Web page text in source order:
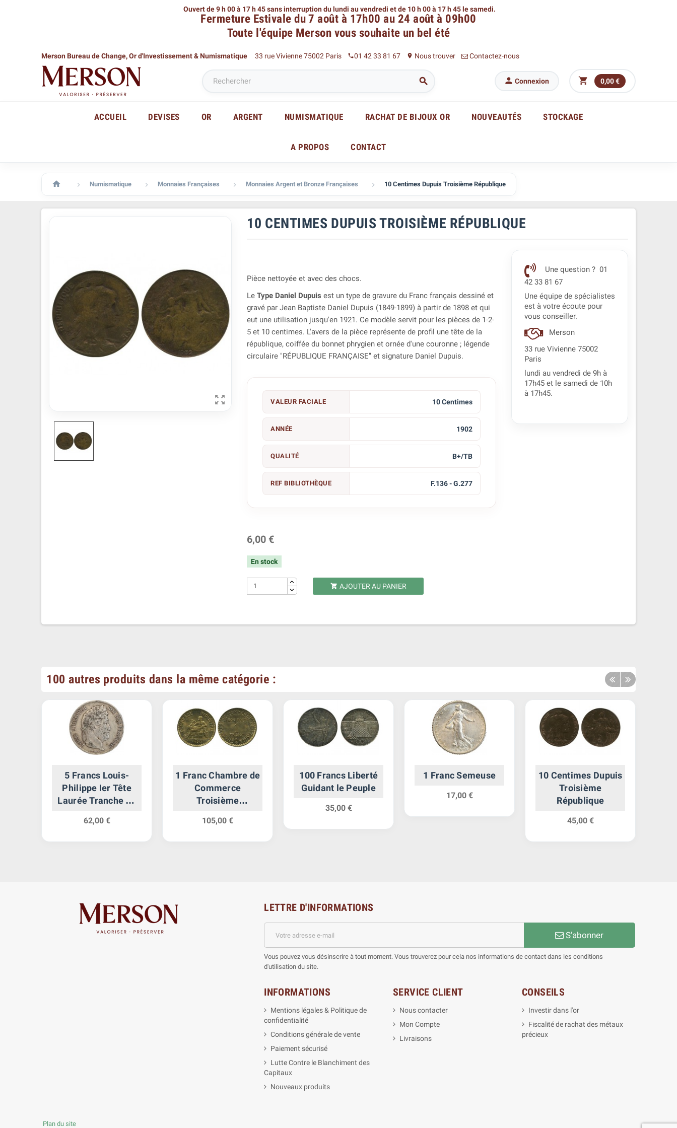
Ouvert de 9 h 00 à 17 h 45 sans interruption du lundi au vendredi et de 10 h 00 à 17 h 45 le samedi.
Fermeture Estivale du 7 août à 17h00 au 24 août à 09h00
Toute l'équipe Merson vous souhaite un bel été
Merson Bureau de Change, Or d'Investissement & Numismatique 33 rue Vivienne 75002 Paris phone01 42 33 81 67 place Nous trouver Contactez-nous
  Connexion  0,00 €
ACCUEIL DEVISES OR ARGENT NUMISMATIQUE RACHAT DE BIJOUX OR NOUVEAUTÉS STOCKAGE
A PROPOS CONTACT
  Numismatique  Monnaies Françaises  Monnaies Argent et Bronze Françaises  10 Centimes Dupuis Troisième République

10 CENTIMES DUPUIS TROISIÈME RÉPUBLIQUE
Pièce nettoyée et avec des chocs.
LeType Daniel Dupuis est un type de gravure du Franc français dessiné et
gravé par Jean Baptiste Daniel Dupuis (1849-1899) à partir de 1898 et qui
eut une utilisation jusqu'en 1921. Ce modèle servit pour les pièces de 1-2-
5 et 10 centimes. L'avers de la pièce représente de profil une tête de la
république, coiffée du bonnet phrygien et ornée d'une couronne ; légende
circulaire "RÉPUBLIQUE FRANÇAISE" et signature Daniel Dupuis.
VALEUR FACIALE 10 Centimes
ANNÉE 1902
QUALITÉ B+/TB
REF BIBLIOTHÈQUE F.136 - G.277
6,00 €
En stock
 AJOUTER AU PANIER
Une question ? 01
42 33 81 67
Une équipe de spécialistes
est à votre écoute pour
vous conseiller.
Merson
33 rue Vivienne 75002
Paris
lundi au vendredi de 9h à
17h45 et le samedi de 10h
à 17h45.
100 autres produits dans la même catégorie :
5 Francs Louis-
Philippe Ier Tête
Laurée Tranche En
62,00 €
1 Franc Chambre de
Commerce
Troisième
105,00 €
100 Francs Liberté
Guidant le Peuple
35,00 €
1 Franc Semeuse
17,00 €
10 Centimes Dupuis
Troisième
République
45,00 €
LETTRE D'INFORMATIONS
S’abonner
Vous pouvez vous désinscrire à tout moment. Vous trouverez pour cela nos informations de contact dans les conditions
d'utilisation du site.
INFORMATIONS
Mentions légales & Politique de
confidentialité
Conditions générale de vente
Paiement sécurisé
Lutte Contre le Blanchiment des
Capitaux
Nouveaux produits
SERVICE CLIENT
Nous contacter
Mon Compte
Livraisons
CONSEILS
Investir dans l'or
Fiscalité de rachat des métaux
précieux
Plan du site